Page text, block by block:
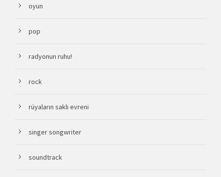
oyun
pop
radyonun ruhu!
rock
rüyaların saklı evreni
singer songwriter
soundtrack